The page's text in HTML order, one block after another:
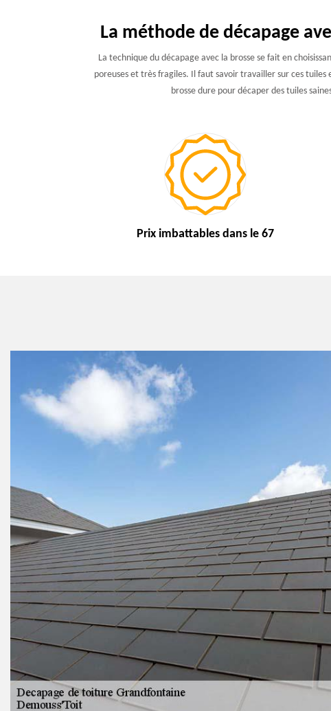
La méthode de décapage
La technique du décapage avec la brosse se fait en
poreuses et très fragiles. Il faut savoir travailler sur ces tuiles
brosse dure pour décaper des tuiles
Prix imbattables dans le 67